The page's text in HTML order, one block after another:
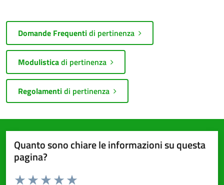
Domande Frequentidi pertinenza
Modulisticadi pertinenza
Regolamentidi pertinenza
Quanto sono chiare le informazioni su questa
pagina?
Valuta da 1 a 5 stelle la pagina